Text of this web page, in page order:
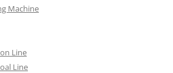
Machine
Line
Line